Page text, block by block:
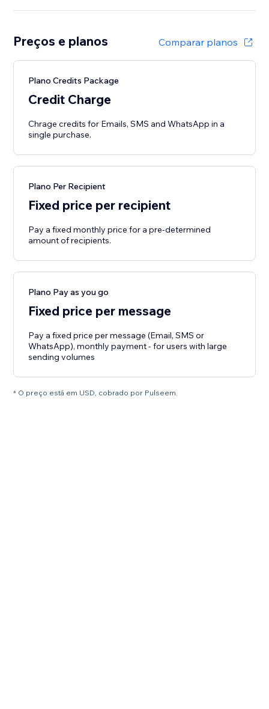
Preços e planos Comparar planos
Plano Credits Package
Credit Charge
Chrage credits for Emails, SMS and WhatsApp in a
single purchase.
Plano Per Recipient
Fixed price per recipient
Pay a fixed monthly price for a pre-determined
Plano Pay as you go
Fixed price per message
Pay a fixed price per message (Email, SMS or
WhatsApp), monthly payment - for users with large
sending volumes
* O preço está em USD, cobrado por Pulseem.